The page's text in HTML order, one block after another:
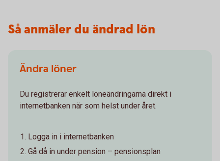
Så anmäler du ändrad lön
Ändra löner
Du registrerar enkelt löneändringarna direkt i
internetbanken när som helst under året.
Logga in i internetbanken
Gå då in under pension – pensionsplan